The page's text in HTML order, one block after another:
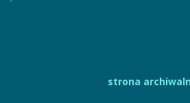
strona